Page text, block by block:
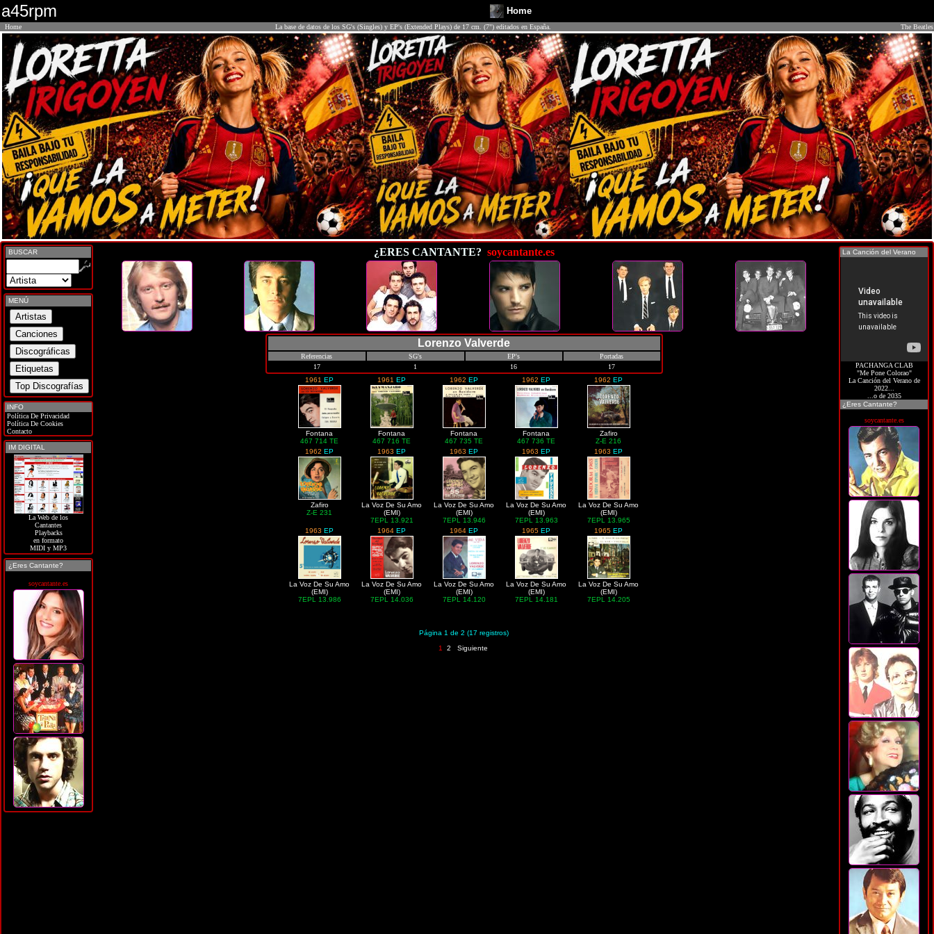
a45rpm Home
Home La base de datos de los SG's (Singles) y EP's (Extended Plays) de 17 cm. (7") editados en España. The Beatles
BUSCAR
MENÚ
INFO
Política De Privacidad
Política De Cookies
Contacto
IM DIGITAL
La Web de los
Cantantes
Playbacks
en formato
MIDI y MP3
¿Eres Cantante?
soycantante.es
¿ERES CANTANTE? soycantante.es
Lorenzo Valverde
Referencias SG's EP's
Portadas
17
1 16
17
1961 EP
Fontana
467 714 TE
1961 EP
Fontana
467 716 TE
1962 EP
Fontana
467 735 TE
1962 EP
Fontana
467 736 TE
1962 EP
Zafiro
Z-E 216
1962 EP
Zafiro
Z-E 231
1963 EP
La Voz De Su Amo
(EMI)
7EPL 13.921
1963 EP
La Voz De Su Amo
(EMI)
7EPL 13.946
1963 EP
La Voz De Su Amo
(EMI)
7EPL 13.963
1963 EP
La Voz De Su Amo
(EMI)
7EPL 13.965
1963 EP
La Voz De Su Amo
(EMI)
7EPL 13.986
1964 EP
La Voz De Su Amo
(EMI)
7EPL 14.036
1964 EP
La Voz De Su Amo
(EMI)
7EPL 14.120
1965 EP
La Voz De Su Amo
(EMI)
7EPL 14.181
1965 EP
La Voz De Su Amo
(EMI)
7EPL 14.205
Página 1 de 2 (17 registros)
1 2 Siguiente
La Canción del Verano
PACHANGA CLAB
"Me Pone Colorao"
La Canción del Verano de
2022...
...o de 2035
¿Eres Cantante?
soycantante.es